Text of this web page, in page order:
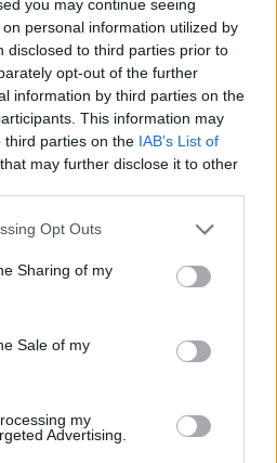
you may continue seeing
personal information utilized by
disclosed to third parties prior to
opt-out of the further
information by third parties on the
This information may
third parties on the IAB’s List of
that may further disclose it to other
Opt Outs
Sharing of my
Sale of my
my
Advertising.
ΚΟΙΛΙΑ